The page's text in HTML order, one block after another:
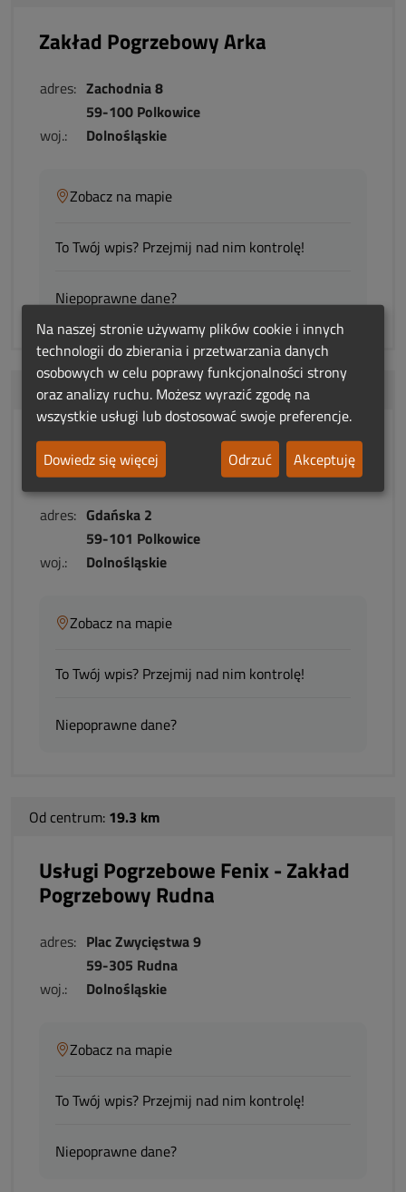
Zakład Pogrzebowy Arka
adres: Zachodnia 8
59-100 Polkowice
woj.:
Dolnośląskie
Zobacz na mapie
To Twój wpis? Przejmij nad nim kontrolę!
Niepoprawne dane?
Od centrum:16.4 km
Leonardo Usługi Pogrzebowe w
Polkowicach
adres: Gdańska 2
59-101 Polkowice
woj.:
Dolnośląskie
Zobacz na mapie
To Twój wpis? Przejmij nad nim kontrolę!
Niepoprawne dane?
Od centrum: 19.3 km
Usługi Pogrzebowe Fenix - Zakład
Pogrzebowy Rudna
adres: Plac Zwycięstwa 9
59-305 Rudna
woj.:
Dolnośląskie
Zobacz na mapie
To Twój wpis? Przejmij nad nim kontrolę!
Niepoprawne dane?
Na naszej stronie używamy plików cookie i innych
technologii do zbierania i przetwarzania danych
osobowych w celu poprawy funkcjonalności strony
oraz analizy ruchu. Możesz wyrazić zgodę na
wszystkie usługi lub dostosować swoje preferencje.
Dowiedz się więcej
Odrzuć Akceptuję